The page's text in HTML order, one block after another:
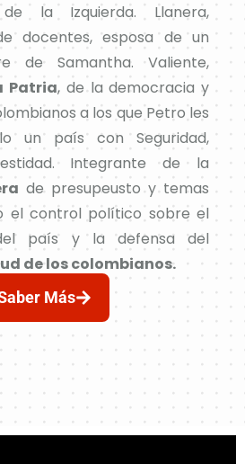
la Izquierda. Llanera,
docentes, esposa de un
de Samantha. Valiente,
Patria, de la democracia y
a los que Petro les
un país con Seguridad,
Integrante de la
de presupeusto y temas
el control político sobre el
país y la defensa del
de los colombianos.
Más